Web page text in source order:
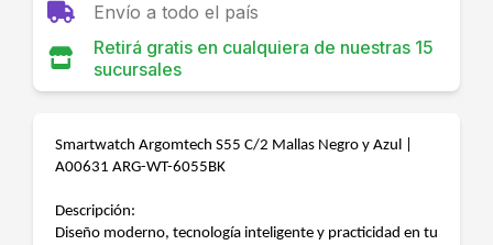
Envío a todo el país
Retirá gratis en cualquiera de nuestras 15
sucursales
Smartwatch Argomtech S55 C/2 Mallas Negro y Azul |
A00631 ARG-WT-6055BK
Descripción:
Diseño moderno, tecnología inteligente y practicidad en tu